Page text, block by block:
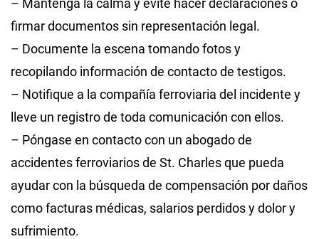
firmar documentos sin representación legal.
– Documente la escena tomando fotos y
recopilando información de contacto de testigos.
– Notifique a la compañía ferroviaria del incidente y
lleve un registro de toda comunicación con ellos.
– Póngase en contacto con un abogado de
accidentes ferroviarios de St. Charles que pueda
ayudar con la búsqueda de compensación por daños
como facturas médicas, salarios perdidos y dolor y
sufrimiento.